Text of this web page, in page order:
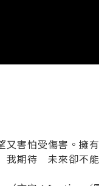
害怕受傷害。擁
期待 未來卻不能